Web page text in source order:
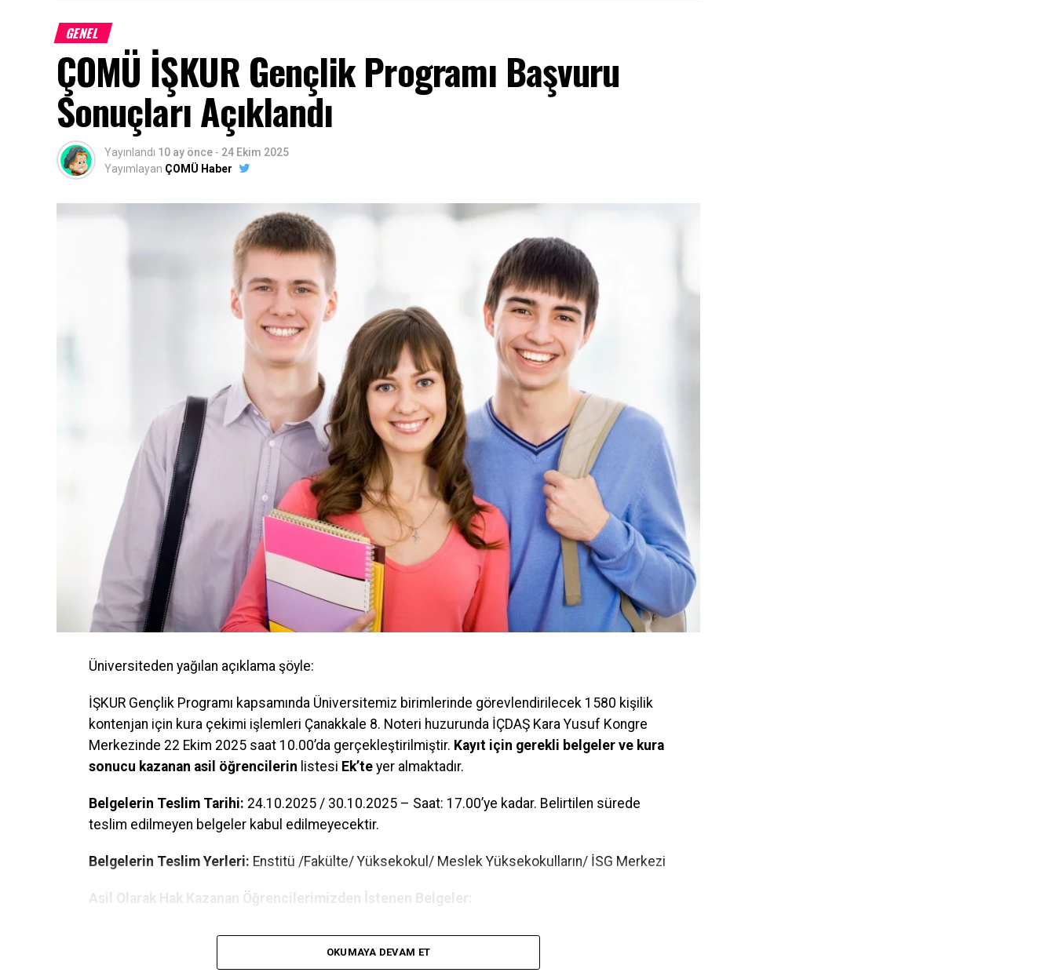
GENEL
ÇOMÜ İŞKUR Gençlik Programı Başvuru
Sonuçları Açıklandı
Yayınlandı 10 ay önce - 24 Ekim 2025
Yayımlayan ÇOMÜ Haber
Üniversiteden yağılan açıklama şöyle:
İŞKUR Gençlik Programı kapsamında Üniversitemiz birimlerinde görevlendirilecek 1580 kişilik
kontenjan için kura çekimi işlemleri Çanakkale 8. Noteri huzurunda İÇDAŞ Kara Yusuf Kongre
Merkezinde 22 Ekim 2025 saat 10.00’da gerçekleştirilmiştir. Kayıt için gerekli belgeler ve kura
sonucu kazanan asil öğrencilerin listesi Ek’te yer almaktadır.
Belgelerin Teslim Tarihi: 24.10.2025 / 30.10.2025 – Saat: 17.00’ye kadar. Belirtilen sürede
teslim edilmeyen belgeler kabul edilmeyecektir.
Belgelerin Teslim Yerleri: Enstitü /Fakülte/ Yüksekokul/ Meslek Yüksekokulların/ İSG Merkezi
Asil Olarak Hak Kazanan Öğrencilerimizden İstenen Belgeler:
2– Adli Sicil Belgesi (E-Devlet)
OKUMAYA DEVAM ET